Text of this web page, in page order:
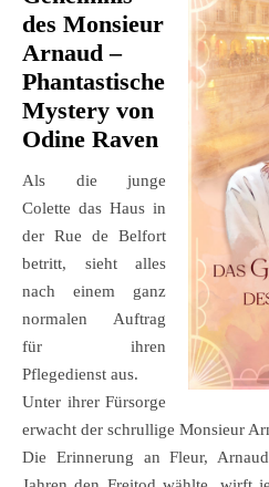
des Monsieur
Arnaud –
Phantastische
Mystery von
Odine Raven
Als die junge
Colette das Haus in
der Rue de Belfort
betritt, sieht alles
nach einem ganz
normalen Auftrag
für ihren
Pflegedienst aus.
Unter ihrer Fürsorge
erwacht der schrullige Monsieur
Die Erinnerung an Fleur,